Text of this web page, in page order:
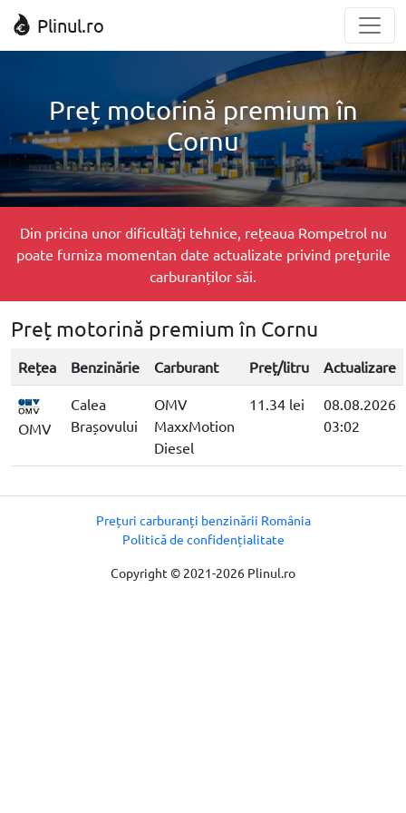
Plinul.ro
Preț motorină premium în
Cornu
Din pricina unor dificultăți tehnice, rețeaua Rompetrol nu
poate furniza momentan date actualizate privind prețurile
carburanților săi.
Preț motorină premium în Cornu
Rețea Benzinărie Carburant Preț/litru Actualizare
OMV
Calea
Brașovului
OMV
MaxxMotion
Diesel
11.34 lei
08.08.2026
03:02
Copyright © 2021-2026 Plinul.ro
Prețuri carburanți benzinării România
Politică de confidențialitate